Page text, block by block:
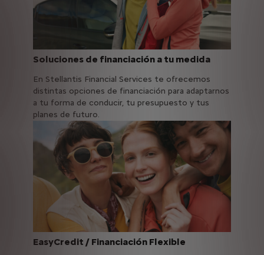
Soluciones de financiación a tu medida
En Stellantis Financial Services te ofrecemos
distintas opciones de financiación para adaptarnos
a tu forma de conducir, tu presupuesto y tus
planes de futuro.
EasyCredit / Financiación Flexible